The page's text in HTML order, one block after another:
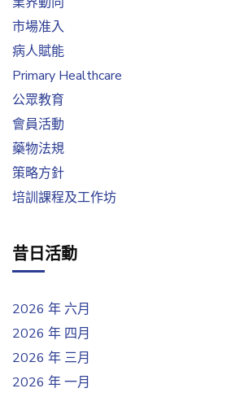
市場准入
病人賦能
Primary Healthcare
公眾教育
會員活動
藥物法規
策略方針
培訓課程及工作坊
昔日活動
2026 年 六月
2026 年 四月
2026 年 三月
2026 年 一月